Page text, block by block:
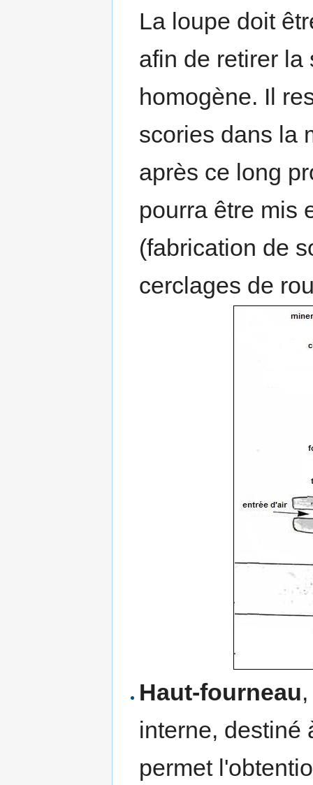
La loupe doit
afin de retirer la
homogène. Il
scories dans la
après ce long
pourra être mis
(fabrication de
cerclages de
Haut-fourneau
interne, destiné
permet